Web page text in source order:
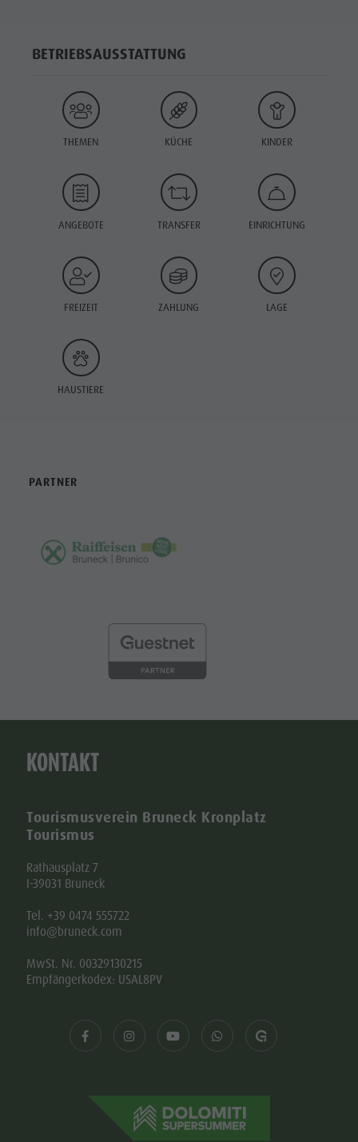
BETRIEBSAUSSTATTUNG
THEMEN KÜCHE KINDER
ANGEBOTE TRANSFER EINRICHTUNG
FREIZEIT ZAHLUNG LAGE
HAUSTIERE
PARTNER
KONTAKT
Tourismusverein Bruneck Kronplatz
Tourismus
Rathausplatz 7
I-39031 Bruneck
Tel. +39 0474 555722
info@bruneck.com
MwSt. Nr. 00329130215
Empfängerkodex: USAL8PV